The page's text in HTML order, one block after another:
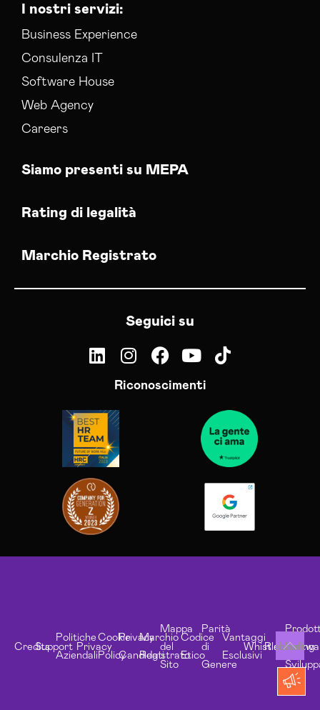
I nostri servizi:
Business Experience
Consulenza IT
Software House
Web Agency
Careers
Siamo presenti su MEPA
Rating di legalità
Marchio Registrato
Seguici su
Riconoscimenti
CreditsSupport
Politiche
Aziendali
Privacy
Cookie
Policy
Privacy
Candidati
Marchio
Registrato
Mappa
del
Sito
Codice
Etico
Parità
di
Genere
Vantaggi
Esclusivi
Whistleblowing
Risorse